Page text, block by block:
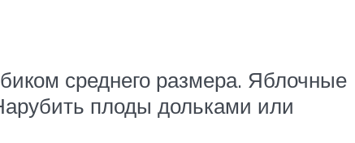
среднего размера. Яблочные
плоды дольками или